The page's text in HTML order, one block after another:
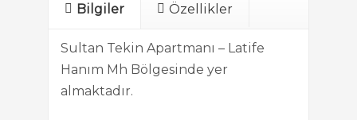
Bilgiler Özellikler
Sultan Tekin Apartmanı – Latife
Hanım Mh Bölgesinde yer
almaktadır.